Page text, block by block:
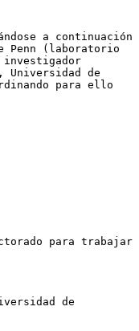
a continuación
Penn (laboratorio
investigador
Universidad de
para ello
para trabajar
de